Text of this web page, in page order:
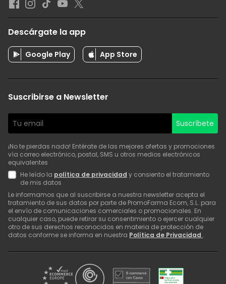
Descárgate la app
Google Play App Store
Suscribirse a Newsletter
Suscríbete
¡No te pierdas nada! Entérate de las mejores ofertas y promociones
vía correo electrónico, postal, SMS u otros medios electrónicos
equivalentes
He leído la política de privacidad y consiento el tratamiento
de mis datos
Le informamos que al suscribirse a nuestra newsletter acepta el
tratamiento de sus datos por parte de PromoFarma Ecom, S.L. para
el envío de comunicaciones comerciales o promocionales. En
cualquier caso, puede retirar su consentimiento o ejercer cualquier
otro de sus derechos reconocidos en materia de protección de
datos conforme se informa en nuestra Política de Privacidad .